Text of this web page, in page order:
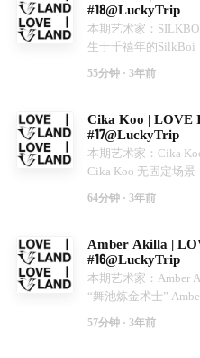
多变的低音迴蕩，展
圳 OIL Club 的驻场
Objekt, Le Motel, DJ
Kanda, Safety
的另一个身份Siren’s
之岛）是SILK和三里
合作的音乐分享活动
念，在咖啡店小憩之
下午活动搬到线上，
周演出艺术家的私藏
#18@LuckyTrip
本期艺术家：
生于千禧年的SilkBoi
为 co-operator 运营
际地下音乐界，你可
D, HYPEBEAST等门
ISLAND（爱之岛）
啡在每周末下午合作
步舒适午后的概念，
听音乐；我们将下午
在繁忙工作之余的舒
55分钟 · 3年前
Cika Koo | LOVE
#17@LuckyTrip
本期艺术家：Cika
Cika Koo ⽆固定场
牌创办⼈、派对活动
Luciachex, Cika
域⾥汲取养分、思考
观点，并反哺作⽤于
她一直活跃于国内外
HYPEBEAST、i-D、
Advisor等门户网站
64分钟 · 3年前
Amber Akilla |
#16@LuckyTrip
本期艺术家：Amber
“舞池炼金术士”
激发她所进入的 每
57分钟 · 3年前